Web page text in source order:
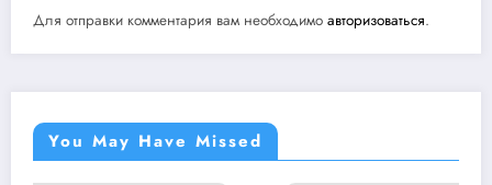
Для отправки комментария вам необходимо авторизоваться.
You May Have Missed